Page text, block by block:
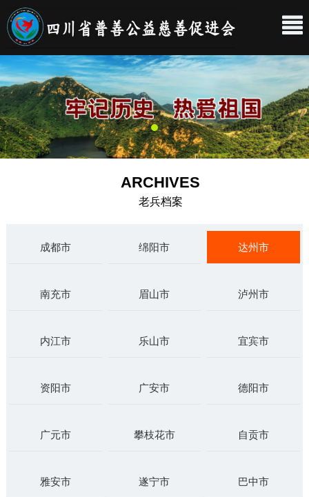
ARCHIVES
老兵档案
成都市 绵阳市 达州市
南充市 眉山市 泸州市
内江市 乐山市 宜宾市
资阳市 广安市 德阳市
广元市 攀枝花市 自贡市
雅安市 遂宁市 巴中市